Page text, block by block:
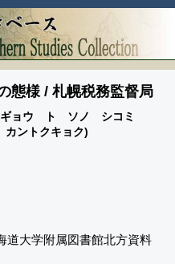
態様 / 札幌税務監督局
ギョウ ト ソノ シコミ
ントクキョク)
道大学附属図書館北方資料